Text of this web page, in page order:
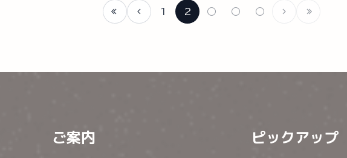
1 2 ○ ○ ○
ご案内 ピックアップ